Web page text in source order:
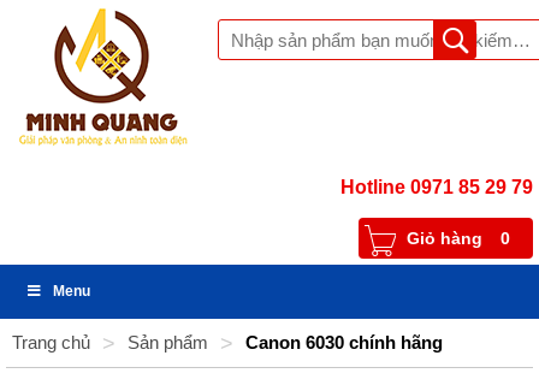
Hotline 0971 85 29 79
Giỏ hàng 0
Menu
Trang chủ > Sản phẩm > Canon 6030 chính hãng